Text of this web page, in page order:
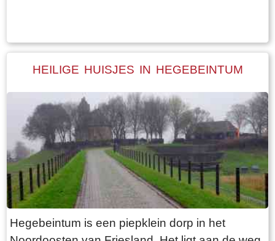
aub”. Het is de moeite waard om het park eens
heeft. Grote brokken zandsteen liggen her en
der verspreid door het park alsof er een enorme
explosie heeft plaatsgevonden. Niets is minder
waar. De laatste bewoner van Jongemastate
was Burgemeester van Slooten. Hij was
burgemeester van de gemeente
Rauwerderhem. Het voormalige gemeentehuis
staat een eindje verderop. Het is moeilijk voor te
stellen maar toen hij verhuisde heeft hij de state
HEILIGE HUISJES IN HEGEBEINTUM
Hegebeintum is een piepklein dorp in het